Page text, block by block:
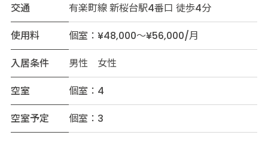
交通
有楽町線 新桜台駅4番口 徒歩4分
使用料
個室：¥48,000～¥56,000/月
入居条件
男性 女性
空室
個室：4
空室予定
個室：3